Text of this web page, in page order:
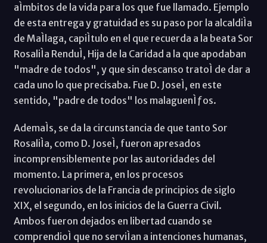
aÌmbitos de la vida para los que fue llamado. Ejemplo
de esta entrega y gratuidad es su paso por la alcaldiÌa
de MaÌlaga, capiÌtulo en el que recuerda a la beata Sor
RosaliÌa RenduÌ, Hija de la Caridad a la que apodaban
"madre de todos", y que sin descanso tratoÌ de dar a
cada uno lo que precisaba. Fue D. JoseÌ, en este
sentido, "padre de todos" los malaguenÌƒos.
AdemaÌs, se da la circunstancia de que tanto Sor
RosaliÌa, como D. JoseÌ, fueron apresados
incomprensiblemente por las autoridades del
momento. La primera, en los procesos
revolucionarios de la Francia de principios de siglo
XIX, el segundo, en los inicios de la Guerra Civil.
Ambos fueron dejados en libertad cuando se
comprendioÌ que no serviÌan a intenciones humanas,